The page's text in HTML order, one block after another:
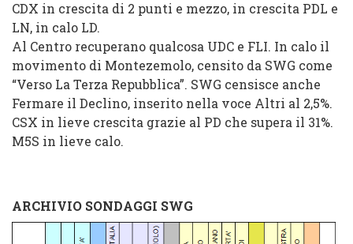
CDX in crescita di 2 punti e mezzo, in crescita PDL e
LN, in calo LD.
Al Centro recuperano qualcosa UDC e FLI. In calo il
movimento di Montezemolo, censito da SWG come
“Verso La Terza Repubblica”. SWG censisce anche
Fermare il Declino, inserito nella voce Altri al 2,5%.
CSX in lieve crescita grazie al PD che supera il 31%.
M5S in lieve calo.
ARCHIVIO SONDAGGI SWG